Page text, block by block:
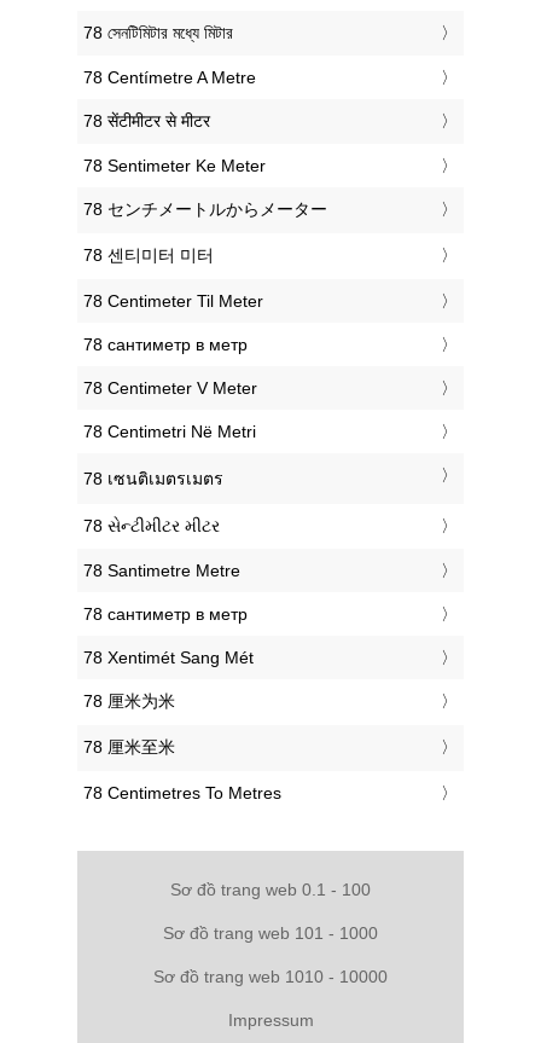
‎78 সেনটিমিটার মধ্যে মিটার
‎78 Centímetre A Metre
‎78 सेंटीमीटर से मीटर
‎78 Sentimeter Ke Meter
‎78 センチメートルからメーター
‎78 센티미터 미터
‎78 Centimeter Til Meter
‎78 сантиметр в метр
‎78 Centimeter V Meter
‎78 Centimetri Në Metri
‎78 เซนติเมตรเมตร
‎78 સેન્ટીમીટર મીટર
‎78 Santimetre Metre
‎78 сантиметр в метр
‎78 Xentimét Sang Mét
‎78 厘米为米
‎78 厘米至米
‎78 Centimetres To Metres
Sơ đồ trang web 0.1 - 100
Sơ đồ trang web 101 - 1000
Sơ đồ trang web 1010 - 10000
Impressum